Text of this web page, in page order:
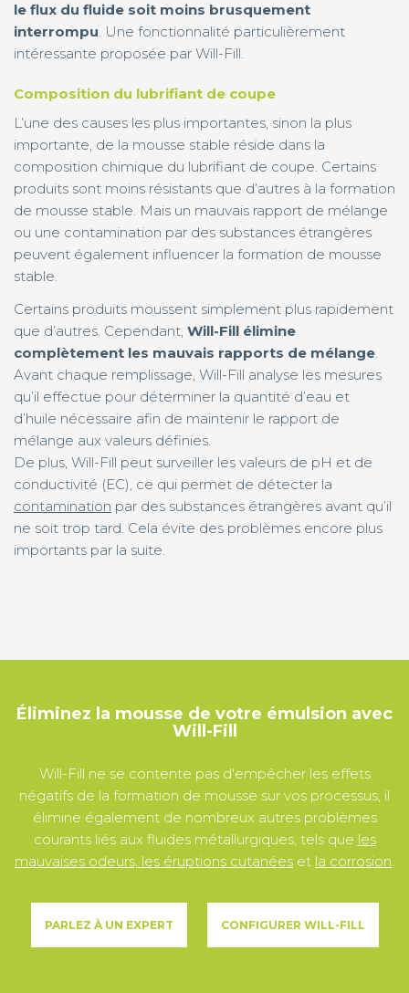
le flux du fluide soit moins brusquement
interrompu. Une fonctionnalité particulièrement
intéressante proposée par Will-Fill.
Composition du lubrifiant de coupe
L’une des causes les plus importantes, sinon la plus
importante, de la mousse stable réside dans la
composition chimique du lubrifiant de coupe. Certains
produits sont moins résistants que d’autres à la formation
de mousse stable. Mais un mauvais rapport de mélange
ou une contamination par des substances étrangères
peuvent également influencer la formation de mousse
stable.
Certains produits moussent simplement plus rapidement
que d’autres. Cependant, Will-Fill élimine
complètement les mauvais rapports de mélange.
Avant chaque remplissage, Will-Fill analyse les mesures
qu’il effectue pour déterminer la quantité d’eau et
d’huile nécessaire afin de maintenir le rapport de
mélange aux valeurs définies.
De plus, Will-Fill peut surveiller les valeurs de pH et de
conductivité (EC), ce qui permet de détecter la
contamination par des substances étrangères avant qu’il
ne soit trop tard. Cela évite des problèmes encore plus
importants par la suite.
Éliminez la mousse de votre émulsion avec
Will-Fill
Will-Fill ne se contente pas d'empêcher les effets
négatifs de la formation de mousse sur vos processus, il
élimine également de nombreux autres problèmes
courants liés aux fluides métallurgiques, tels que les
mauvaises odeurs, les éruptions cutanées et la corrosion.
PARLEZ À UN EXPERT CONFIGURER WILL-FILL